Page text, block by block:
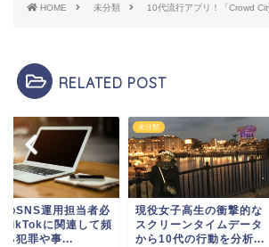
HOME 未分類 10代流行アプリ！「Crowd
RELATED POST
のSNS運用担当者必
TikTokに関連して頻
る犯罪や事...
未分類
現役女子高生の衝撃的な
スクリーンタイムデータ
から10代の行動を分析...